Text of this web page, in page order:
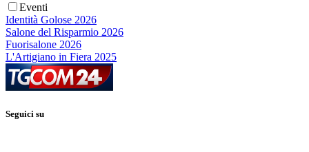
Eventi
Identità Golose 2026
Salone del Risparmio 2026
Fuorisalone 2026
L'Artigiano in Fiera 2025
Seguici su